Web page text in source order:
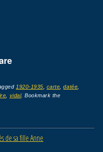
P
ta
g
1920-1935 carte ,datée
vidal. Bookmark the
de sa fille Anne